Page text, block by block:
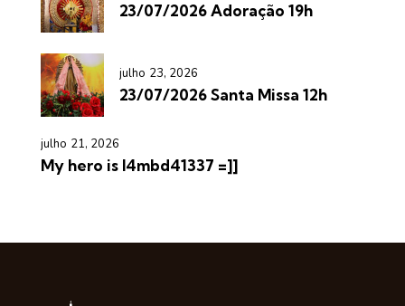
23/07/2026 Adoração 19h
julho 23, 2026
23/07/2026 Santa Missa 12h
julho 21, 2026
My hero is l4mbd41337 =]]